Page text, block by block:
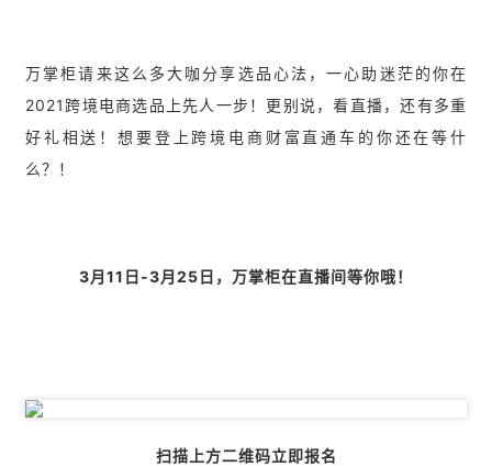
万掌柜请来这么多大咖分享选品心法，一心助迷茫的你在
2021跨境电商选品上先人一步！更别说，看直播，还有多重
好礼相送！想要登上跨境电商财富直通车的你还在等什
么？！
3月11日-3月25日，万掌柜在直播间等你哦！
扫描上方二维码立即报名